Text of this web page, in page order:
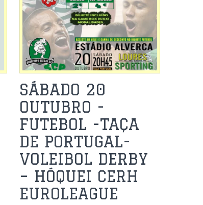
SÁBADO 20
OUTUBRO -
FUTEBOL -TAÇA
DE PORTUGAL-
VOLEIBOL DERBY
– HÓQUEI CERH
EUROLEAGUE